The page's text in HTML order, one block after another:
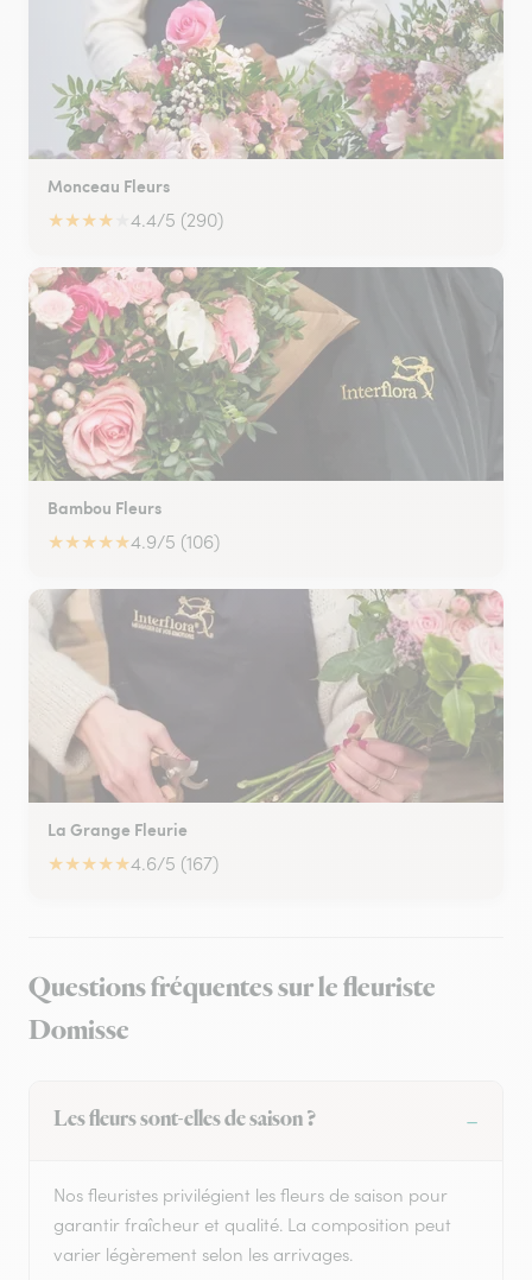
Monceau Fleurs
★★★★ 4.4/5 (290)
Bambou Fleurs
★★★★★4.9/5 (106)
La Grange Fleurie
★★★★★4.6/5 (167)
Questions fréquentes sur le fleuriste
Domisse
Les fleurs sont-elles de saison ?
Nos fleuristes privilégient les fleurs de saison pour
garantir fraîcheur et qualité. La composition peut
varier légèrement selon les arrivages.